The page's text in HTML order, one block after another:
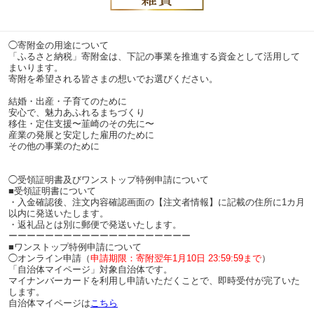
◯寄附金の用途について
「ふるさと納税」寄附金は、下記の事業を推進する資金として活用して
まいります。
寄附を希望される皆さまの想いでお選びください。
結婚・出産・子育てのために
安心で、魅力あふれるまちづくり
移住・定住支援〜韮崎のその先に〜
産業の発展と安定した雇用のために
その他の事業のために
◯受領証明書及びワンストップ特例申請について
■受領証明書について
・入金確認後、注文内容確認画面の【注文者情報】に記載の住所に1カ月
以内に発送いたします。
・返礼品とは別に郵便で発送いたします。
ーーーーーーーーーーーーーーーーーーーー
■ワンストップ特例申請について
◯オンライン申請（申請期限：寄附翌年1月10日 23:59:59まで）
「自治体マイページ」対象自治体です。
マイナンバーカードを利用し申請いただくことで、即時受付が完了いた
します。
自治体マイページは こちら